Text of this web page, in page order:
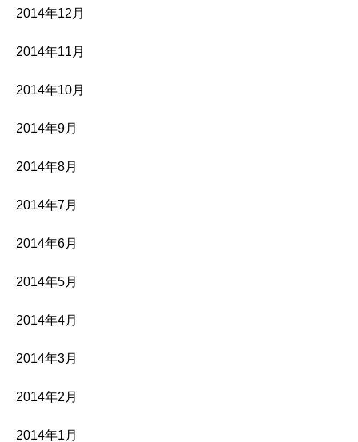
2014年12月
2014年11月
2014年10月
2014年9月
2014年8月
2014年7月
2014年6月
2014年5月
2014年4月
2014年3月
2014年2月
2014年1月